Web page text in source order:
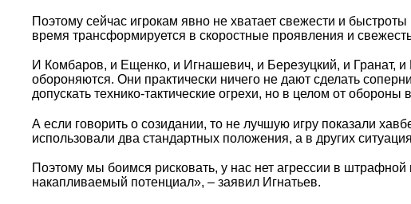
Поэтому сейчас игрокам явно не хватает свежести и
время трансформируется в скоростные проявления и
И Комбаров, и Ещенко, и Игнашевич, и Березуцкий, и Гранат,
обороняются. Они практически ничего не дают сделать
допускать технико-тактические огрехи, но в целом от обороны
А если говорить о созидании, то не лучшую игру показали
использовали два стандартных положения, а в других
Поэтому мы боимся рисковать, у нас нет агрессии в
накапливаемый потенциал», – заявил Игнатьев.